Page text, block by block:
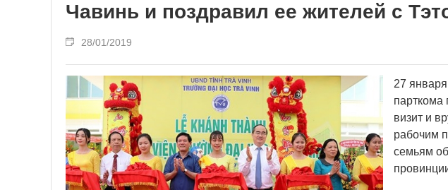
Чавинь и поздравил ее жителей с
28/01/2019
27
парткома
визит и
рабочим
семьям